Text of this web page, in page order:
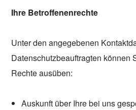
Ihre Betroffenenrechte
Unter den angegebenen
Datenschutzbeauftragten können
Rechte ausüben:
Auskunft über Ihre bei uns